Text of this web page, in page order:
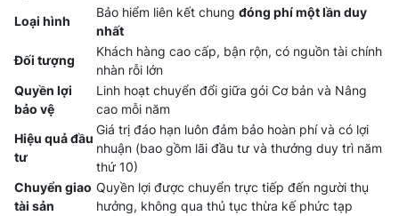
Loại hình
Bảo hiểm liên kết chung đóng phí một lần duy
nhất
Đối tượng
Khách hàng cao cấp, bận rộn, có nguồn tài chính
nhàn rỗi lớn
Quyền lợi
bảo vệ
Linh hoạt chuyển đổi giữa gói Cơ bản và Nâng
cao mỗi năm
Hiệu quả đầu
tư
Giá trị đáo hạn luôn đảm bảo hoàn phí và có lợi
nhuận (bao gồm lãi đầu tư và thưởng duy trì năm
thứ 10)
Chuyển giao
tài sản
Quyền lợi được chuyển trực tiếp đến người thụ
hưởng, không qua thủ tục thừa kế phức tạp